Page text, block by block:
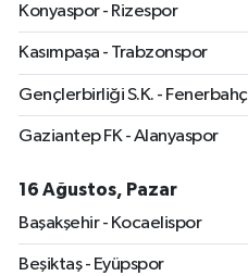
Konyaspor - Rizespor
Kasımpaşa - Trabzonspor
Gençlerbirliği S.K. -
Gaziantep FK - Alanyaspor
16 Ağustos, Pazar
Başakşehir - Kocaelispor
Beşiktaş - Eyüpspor